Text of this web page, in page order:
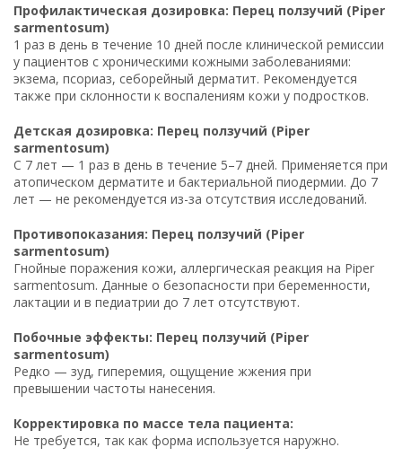
Профилактическая дозировка: Перец ползучий (Piper
sarmentosum)
1 раз в день в течение 10 дней после клинической ремиссии
у пациентов с хроническими кожными заболеваниями:
экзема, псориаз, себорейный дерматит. Рекомендуется
также при склонности к воспалениям кожи у подростков.
Детская дозировка: Перец ползучий (Piper
sarmentosum)
С 7 лет — 1 раз в день в течение 5–7 дней. Применяется при
атопическом дерматите и бактериальной пиодермии. До 7
лет — не рекомендуется из-за отсутствия исследований.
Противопоказания: Перец ползучий (Piper
sarmentosum)
Гнойные поражения кожи, аллергическая реакция на Piper
sarmentosum. Данные о безопасности при беременности,
лактации и в педиатрии до 7 лет отсутствуют.
Побочные эффекты: Перец ползучий (Piper
sarmentosum)
Редко — зуд, гиперемия, ощущение жжения при
превышении частоты нанесения.
Корректировка по массе тела пациента:
Не требуется, так как форма используется наружно.